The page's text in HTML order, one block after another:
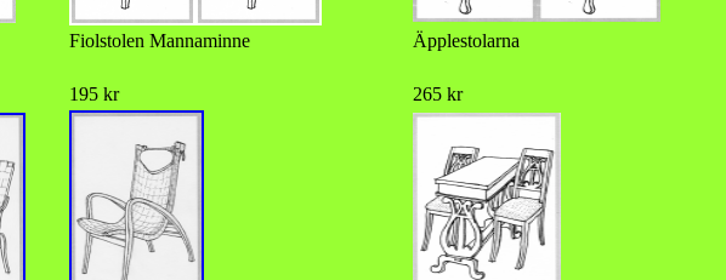
Fiolstolen Mannaminne Äpplestolarna
195 kr 265 kr